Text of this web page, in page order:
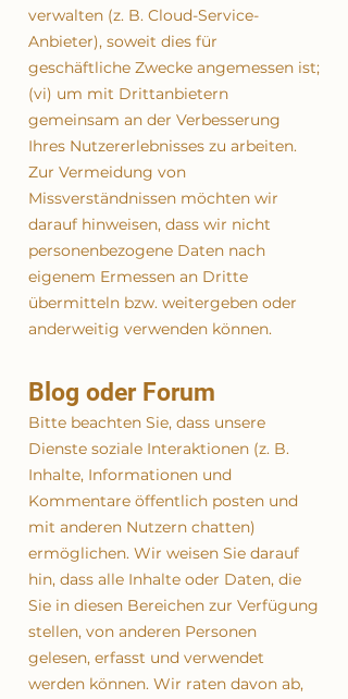
verwalten (z. B. Cloud-Service-
Anbieter), soweit dies für
geschäftliche Zwecke angemessen ist;
(vi) um mit Drittanbietern
gemeinsam an der Verbesserung
Ihres Nutzererlebnisses zu arbeiten.
Zur Vermeidung von
Missverständnissen möchten wir
darauf hinweisen, dass wir nicht
personenbezogene Daten nach
eigenem Ermessen an Dritte
übermitteln bzw. weitergeben oder
anderweitig verwenden können.
Blog oder Forum
Bitte beachten Sie, dass unsere
Dienste soziale Interaktionen (z. B.
Inhalte, Informationen und
Kommentare öffentlich posten und
mit anderen Nutzern chatten)
ermöglichen. Wir weisen Sie darauf
hin, dass alle Inhalte oder Daten, die
Sie in diesen Bereichen zur Verfügung
stellen, von anderen Personen
gelesen, erfasst und verwendet
werden können. Wir raten davon ab,